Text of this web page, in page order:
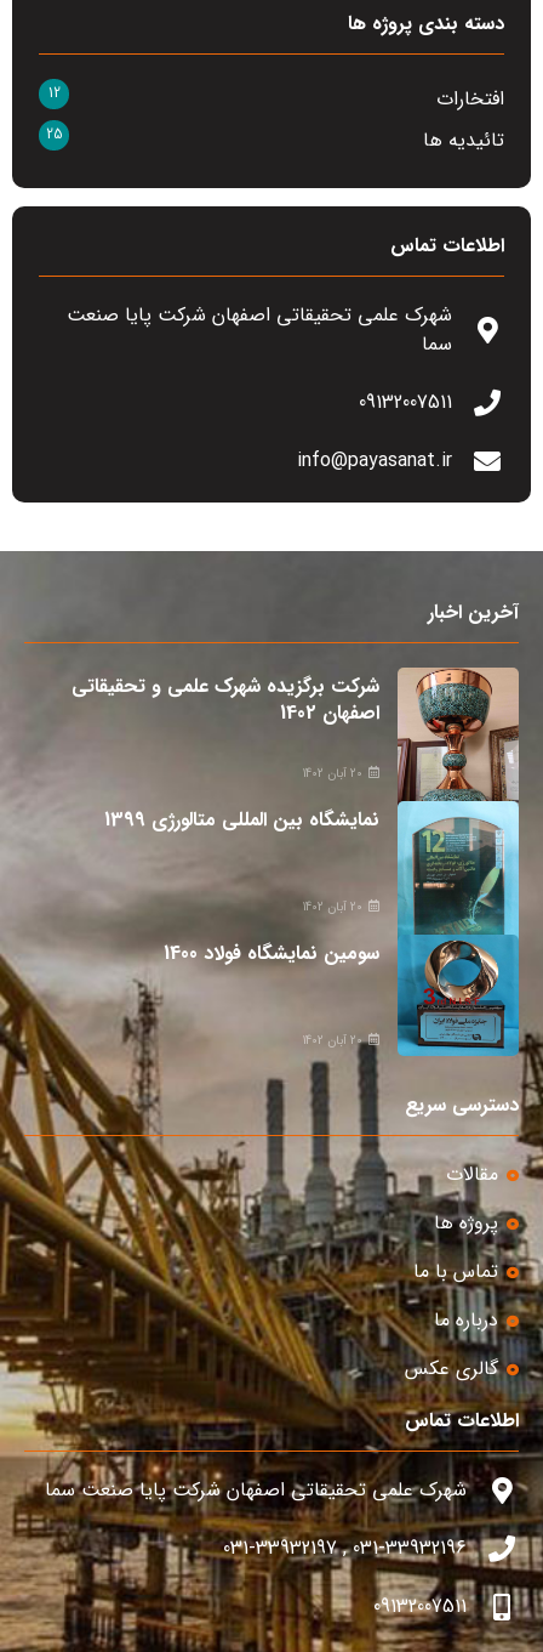
دسته بندی پروژه ها
افتخارات 12
تائیدیه ها 25
اطلاعات تماس
شهرک علمی تحقیقاتی اصفهان شرکت پایا صنعت
سما
09132007511
info@payasanat.ir
آخرین اخبار
شرکت برگزیده شهرک علمی و تحقیقاتی
اصفهان 1402
20 آبان 1402
نمایشگاه بین المللی متالورژی 1399
20 آبان 1402
سومین نمایشگاه فولاد 1400
20 آبان 1402
دسترسی سریع
مقالات
پروژه ها
تماس با ما
درباره ما
گالری عکس
اطلاعات تماس
شهرک علمی تحقیقاتی اصفهان شرکت پایا صنعت سما
031-33932196 , 031-33932197
09132007511